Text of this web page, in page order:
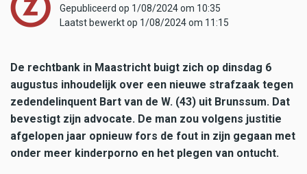
Gepubliceerd op 1/08/2024 om 10:35
Laatst bewerkt op 1/08/2024 om 11:15
De rechtbank in Maastricht buigt zich op dinsdag 6
augustus inhoudelijk over een nieuwe strafzaak tegen
zedendelinquent Bart van de W. (43) uit Brunssum. Dat
bevestigt zijn advocate. De man zou volgens justitie
afgelopen jaar opnieuw fors de fout in zijn gegaan met
onder meer kinderporno en het plegen van ontucht.